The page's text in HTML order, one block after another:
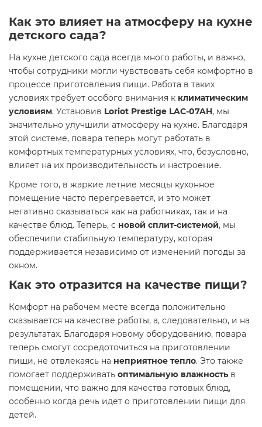
Как это влияет на атмосферу на кухне
детского сада?
На кухне детского сада всегда много работы, и важно,
чтобы сотрудники могли чувствовать себя комфортно в
процессе приготовления пищи. Работа в таких
условиях требует особого внимания к климатическим
условиям. Установив Loriot Prestige LAC-07AH, мы
значительно улучшили атмосферу на кухне. Благодаря
этой системе, повара теперь могут работать в
комфортных температурных условиях, что, безусловно,
влияет на их производительность и настроение.
Кроме того, в жаркие летние месяцы кухонное
помещение часто перегревается, и это может
негативно сказываться как на работниках, так и на
качестве блюд. Теперь, с новой сплит-системой, мы
обеспечили стабильную температуру, которая
поддерживается независимо от изменений погоды за
окном.
Как это отразится на качестве пищи?
Комфорт на рабочем месте всегда положительно
сказывается на качестве работы, а, следовательно, и на
результатах. Благодаря новому оборудованию, повара
теперь смогут сосредоточиться на приготовлении
пищи, не отвлекаясь на неприятное тепло. Это также
помогает поддерживать оптимальную влажность в
помещении, что важно для качества готовых блюд,
особенно когда речь идет о приготовлении пищи для
детей.